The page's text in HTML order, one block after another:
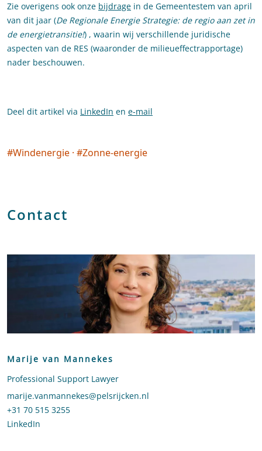
Zie overigens ook onze bijdrage in de Gemeentestem van april
van dit jaar (De Regionale Energie Strategie: de regio aan zet in
de energietransitie!) , waarin wij verschillende juridische
aspecten van de RES (waaronder de milieueffectrapportage)
nader beschouwen.
Deel dit artikel via LinkedIn en e-mail
Social tags
#Windenergie · #Zonne-energie
Contact
Marije van Mannekes
Professional Support Lawyer
Stuur een e-mail naar Marije van Mannekes
marije.vanmannekes@pelsrijcken.nl
Bel naar Marije van Mannekes
+31 70 515 3255
LinkedIn